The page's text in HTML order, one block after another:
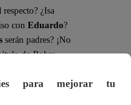
respecto? ¿Isa
con Eduardo?
serán padres? ¡No
dePobre
no deja de
para mejorar tu